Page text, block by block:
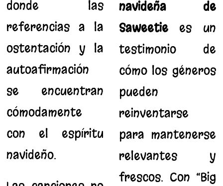
donde las
referencias a la
ostentación y la
autoafirmación
se encuentran
cómodamente
con el espíritu
navideño.
navideña de
Saweetiees un
testimonio de
cómo los géneros
pueden
reinventarse
para mantenerse
relevantes y
frescos. Con “Big